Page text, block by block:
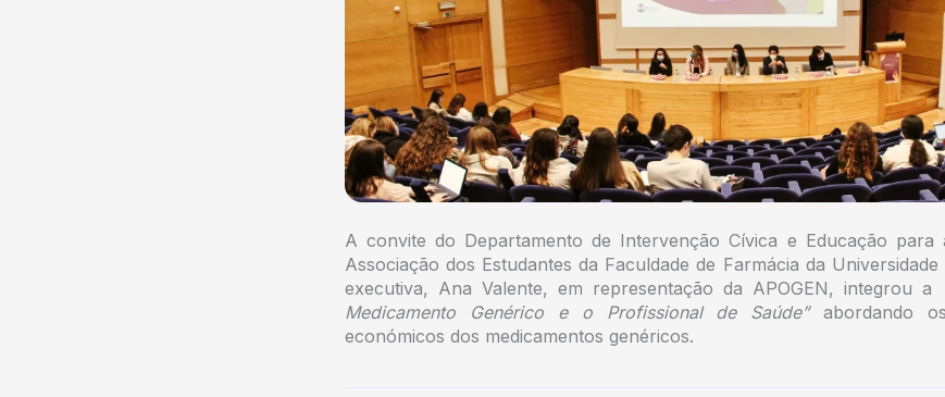
A convite do Departamento de Intervenção Cívica e Educação para
Associação dos Estudantes da Faculdade de Farmácia da
executiva, Ana Valente, em representação da APOGEN, integrou a
Medicamento Genérico e o Profissional de Saúde”abordando
económicos dos medicamentos genéricos.